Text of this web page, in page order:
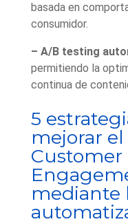
basada en
consumidor.
– A/B testing
permitiendo la
continua de
5
mejorar el
Customer
mediante